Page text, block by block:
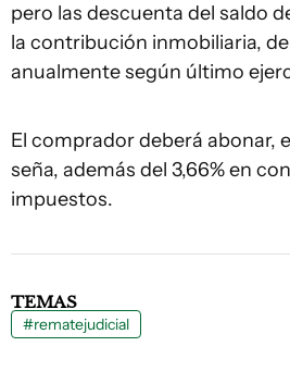
pero las descuenta del saldo
la contribución inmobiliaria, de
anualmente según último
El comprador deberá abonar,
seña, además del 3,66% en
impuestos.
TEMAS
#rematejudicial